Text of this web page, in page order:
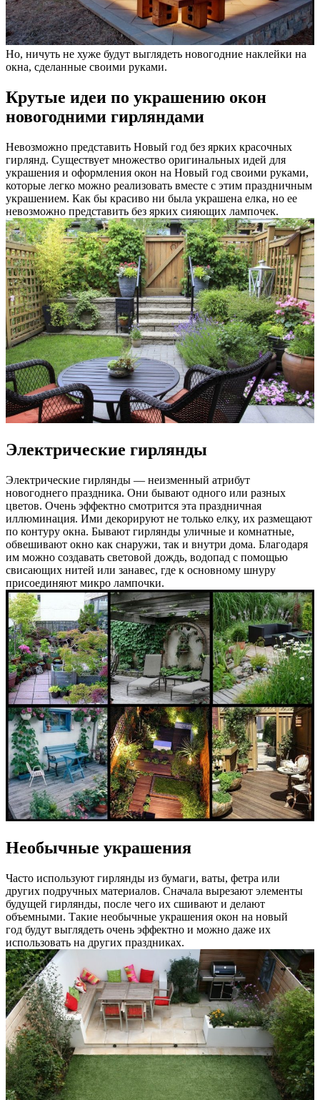
Но, ничуть не хуже будут выглядеть новогодние наклейки на
окна, сделанные своими руками.
Крутые идеи по украшению окон
новогодними гирляндами
Невозможно представить Новый год без ярких красочных
гирлянд. Существует множество оригинальных идей для
украшения и оформления окон на Новый год своими руками,
которые легко можно реализовать вместе с этим праздничным
украшением. Как бы красиво ни была украшена елка, но ее
невозможно представить без ярких сияющих лампочек.
Электрические гирлянды
Электрические гирлянды — неизменный атрибут
новогоднего праздника. Они бывают одного или разных
цветов. Очень эффектно смотрится эта праздничная
иллюминация. Ими декорируют не только елку, их размещают
по контуру окна. Бывают гирлянды уличные и комнатные,
обвешивают окно как снаружи, так и внутри дома. Благодаря
им можно создавать световой дождь, водопад с помощью
свисающих нитей или занавес, где к основному шнуру
присоединяют микро лампочки.
Необычные украшения
Часто используют гирлянды из бумаги, ваты, фетра или
других подручных материалов. Сначала вырезают элементы
будущей гирлянды, после чего их сшивают и делают
объемными. Такие необычные украшения окон на новый
год будут выглядеть очень эффектно и можно даже их
использовать на других праздниках.